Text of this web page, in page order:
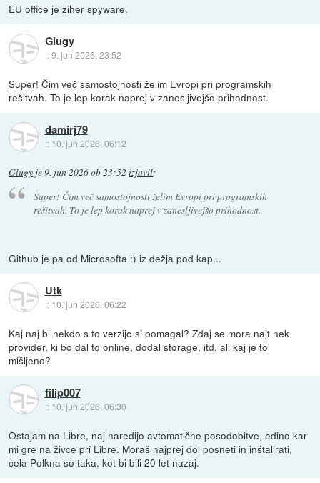
EU office je ziher spyware.
Glugy
::9. jun 2026, 23:52
Super! Čim več samostojnosti želim Evropi pri programskih
rešitvah. To je lep korak naprej v zanesljivejšo prihodnost.
damirj79
:: 10. jun 2026, 06:12
Glugy je9. jun 2026 ob 23:52 izjavil:
Super! Čim več samostojnosti želim Evropi pri programskih
rešitvah. To je lep korak naprej v zanesljivejšo prihodnost.
Github je pa od Microsofta :) iz dežja pod kap...
Utk
:: 10. jun 2026, 06:22
Kaj naj bi nekdo s to verzijo si pomagal? Zdaj se mora najt nek
provider, ki bo dal to online, dodal storage, itd, ali kaj je to
mišljeno?
filip007
:: 10. jun 2026, 06:30
Ostajam na Libre, naj naredijo avtomatične posodobitve, edino kar
mi gre na živce pri Libre. Moraš najprej dol posneti in inštalirati,
cela Polkna so taka, kot bi bili 20 let nazaj.